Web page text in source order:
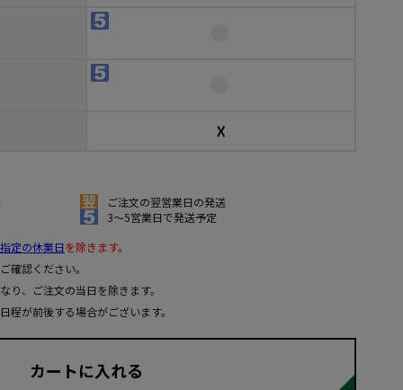
☓
ご注文の翌営業日の発送
3～5営業日で発送予定
定の休業日を除きます。
確認ください。
、ご注文の当日を除きます。
が前後する場合がございます。
カートに入れる